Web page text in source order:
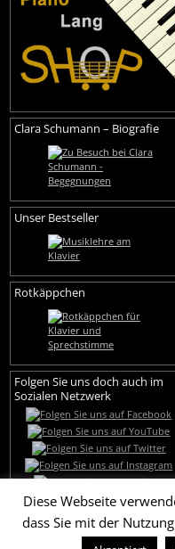
Clara Schumann – Biografie
Unser Bestseller
Rotkäppchen
Folgen Sie uns doch auch im
Sozialen Netzwerk
Diese Webseite
dass Sie mit der